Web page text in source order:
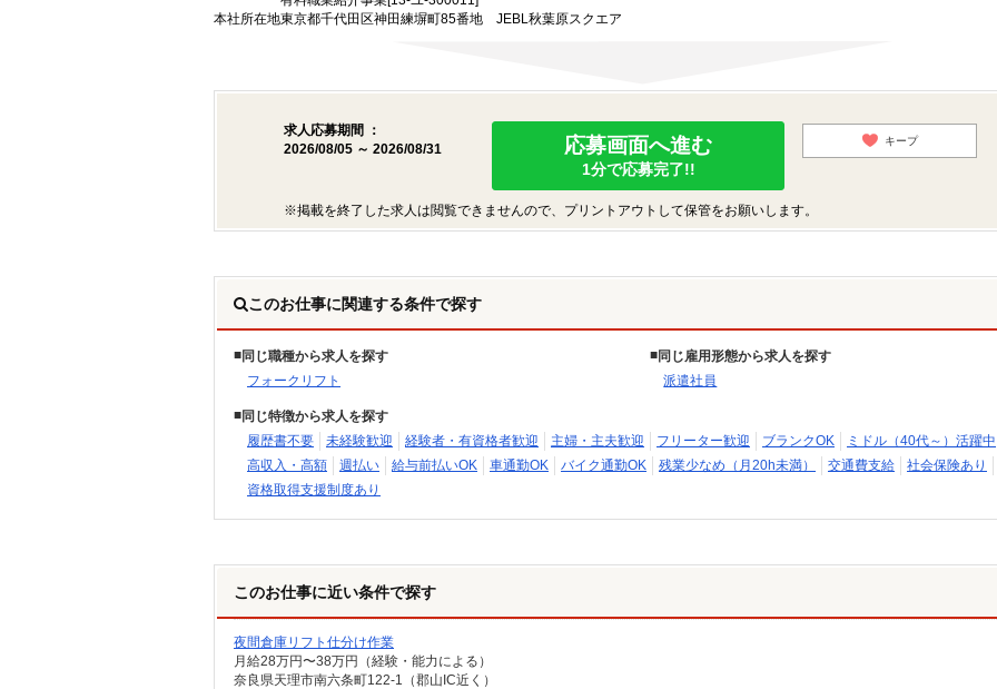
本社所在地東京都千代田区神田練塀町85番地 JEBL秋葉原スクエア
求人応募期間 ：
2026/08/05 ～ 2026/08/31
応募画面へ進む
1分で応募完了!!
キープ
※掲載を終了した求人は閲覧できませんので、プリントアウトして保管をお願いします。
このお仕事に関連する条件で探す
同じ職種から求人を探す
フォークリフト
同じ雇用形態から求人を探す
派遣社員
同じ特徴から求人を探す
履歴書不要
未経験歓迎 経験者・有資格者歓迎 主婦・主夫歓迎 フリーター歓迎 ブランクOK
ミドル（40代～）活躍中
高収入・高額
週払い 給与前払いOK 車通勤OK バイク通勤OK 残業少なめ（月20h未満） 交通費支給
社会保険あり
資格取得支援制度あり
このお仕事に近い条件で探す
夜間倉庫リフト仕分け作業
月給28万円〜38万円（経験・能力による）
奈良県天理市南六条町122-1（郡山IC近く）